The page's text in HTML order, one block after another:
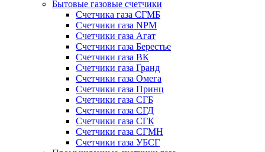
Бытовые газовые счетчики
Счетчика газа СГМБ
Счетчики газа NPM
Счетчики газа Агат
Счетчики газа Берестье
Счетчики газа ВК
Счетчики газа Гранд
Счетчики газа Омега
Счетчики газа Принц
Счетчики газа СГБ
Счетчики газа СГД
Счетчики газа СГК
Счетчики газа СГМН
Счетчики газа УБСГ